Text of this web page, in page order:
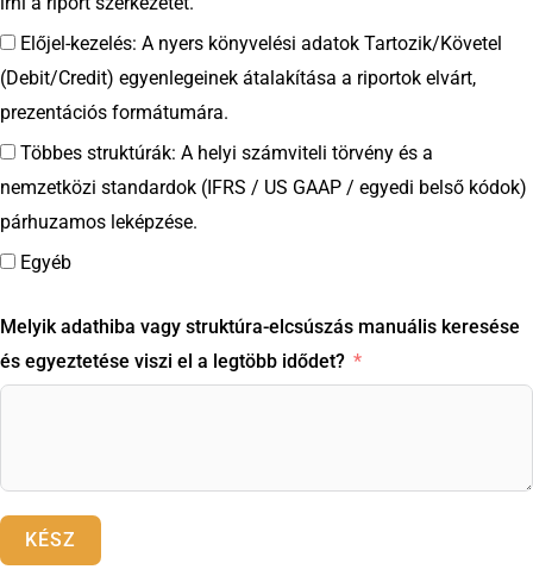
Előjel-kezelés: A nyers könyvelési adatok Tartozik/Követel
(Debit/Credit) egyenlegeinek átalakítása a riportok elvárt,
prezentációs formátumára.
Többes struktúrák: A helyi számviteli törvény és a
nemzetközi standardok (IFRS / US GAAP / egyedi belső kódok)
párhuzamos leképzése.
Egyéb
Melyik adathiba vagy struktúra-elcsúszás manuális keresése
és egyeztetése viszi el a legtöbb idődet?
KÉSZ